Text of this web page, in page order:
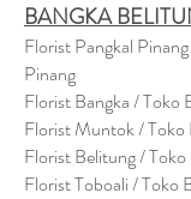
BANGKA
Florist Pangkal
Pinang
Florist Bangka / Toko
Florist Muntok /
Florist Belitung /
Florist Toboali / Toko